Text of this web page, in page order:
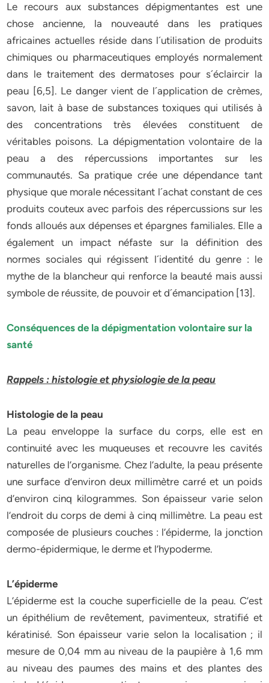
Le recours aux substances dépigmentantes est une
chose ancienne, la nouveauté dans les pratiques
africaines actuelles réside dans l´utilisation de produits
chimiques ou pharmaceutiques employés normalement
dans le traitement des dermatoses pour s´éclaircir la
peau [6,5]. Le danger vient de l´application de crèmes,
savon, lait à base de substances toxiques qui utilisés à
des concentrations très élevées constituent de
véritables poisons. La dépigmentation volontaire de la
peau a des répercussions importantes sur les
communautés. Sa pratique crée une dépendance tant
physique que morale nécessitant l´achat constant de ces
produits couteux avec parfois des répercussions sur les
fonds alloués aux dépenses et épargnes familiales. Elle a
également un impact néfaste sur la définition des
normes sociales qui régissent l´identité du genre : le
mythe de la blancheur qui renforce la beauté mais aussi
symbole de réussite, de pouvoir et d´émancipation [13].
Conséquences de la dépigmentation volontaire sur la
santé
Rappels : histologie et physiologie de la peau
Histologie de la peau
La peau enveloppe la surface du corps, elle est en
continuité avec les muqueuses et recouvre les cavités
naturelles de l’organisme. Chez l’adulte, la peau présente
une surface d’environ deux millimètre carré et un poids
d’environ cinq kilogrammes. Son épaisseur varie selon
l’endroit du corps de demi à cinq millimètre. La peau est
composée de plusieurs couches : l’épiderme, la jonction
dermo-épidermique, le derme et l’hypoderme.
L’épiderme
L’épiderme est la couche superficielle de la peau. C’est
un épithélium de revêtement, pavimenteux, stratifié et
kératinisé. Son épaisseur varie selon la localisation ; il
mesure de 0,04 mm au niveau de la paupière à 1,6 mm
au niveau des paumes des mains et des plantes des